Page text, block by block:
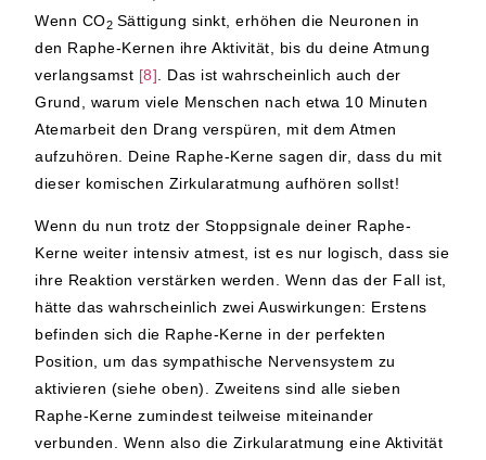
Wenn CO2 Sättigung sinkt, erhöhen die Neuronen in
den Raphe-Kernen ihre Aktivität, bis du deine Atmung
verlangsamst [8] . Das ist wahrscheinlich auch der
Grund, warum viele Menschen nach etwa 10 Minuten
Atemarbeit den Drang verspüren, mit dem Atmen
aufzuhören. Deine Raphe-Kerne sagen dir, dass du mit
dieser komischen Zirkularatmung aufhören sollst!
Wenn du nun trotz der Stoppsignale deiner Raphe-
Kerne weiter intensiv atmest, ist es nur logisch, dass sie
ihre Reaktion verstärken werden. Wenn das der Fall ist,
hätte das wahrscheinlich zwei Auswirkungen: Erstens
befinden sich die Raphe-Kerne in der perfekten
Position, um das sympathische Nervensystem zu
aktivieren (siehe oben). Zweitens sind alle sieben
Raphe-Kerne zumindest teilweise miteinander
verbunden. Wenn also die Zirkularatmung eine Aktivität